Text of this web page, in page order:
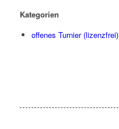
Kategorien
offenes Turnier (lizenzfrei)